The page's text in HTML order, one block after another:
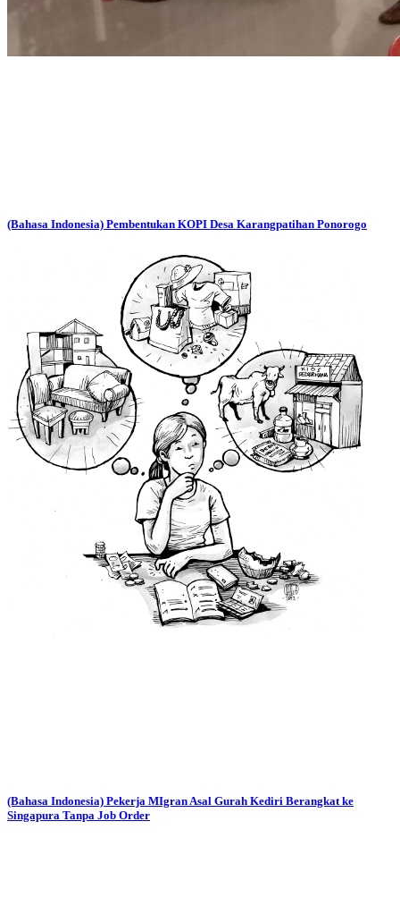
(Bahasa Indonesia) Pembentukan KOPI Desa Karangpatihan Ponorogo
(Bahasa Indonesia) Pekerja MIgran Asal Gurah Kediri Berangkat ke
Singapura Tanpa Job Order